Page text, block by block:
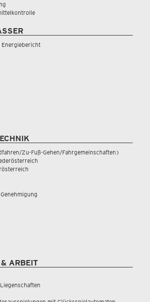
Energiebericht
Zu-Fuß-Gehen/Fahrgemeinschaften)
ARBEIT